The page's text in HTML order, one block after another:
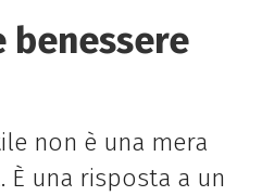
benessere
non è una mera
È una risposta a un